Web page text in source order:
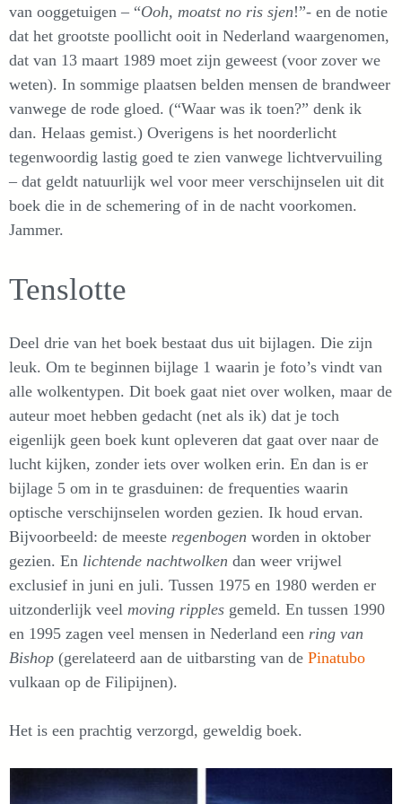
van ooggetuigen – “Ooh, moatst no ris sjen!”- en de notie
dat het grootste poollicht ooit in Nederland waargenomen,
dat van 13 maart 1989 moet zijn geweest (voor zover we
weten). In sommige plaatsen belden mensen de brandweer
vanwege de rode gloed. (“Waar was ik toen?” denk ik
dan. Helaas gemist.) Overigens is het noorderlicht
tegenwoordig lastig goed te zien vanwege lichtvervuiling
– dat geldt natuurlijk wel voor meer verschijnselen uit dit
boek die in de schemering of in de nacht voorkomen.
Jammer.
Tenslotte
Deel drie van het boek bestaat dus uit bijlagen. Die zijn
leuk. Om te beginnen bijlage 1 waarin je foto’s vindt van
alle wolkentypen. Dit boek gaat niet over wolken, maar de
auteur moet hebben gedacht (net als ik) dat je toch
eigenlijk geen boek kunt opleveren dat gaat over naar de
lucht kijken, zonder iets over wolken erin. En dan is er
bijlage 5 om in te grasduinen: de frequenties waarin
optische verschijnselen worden gezien. Ik houd ervan.
Bijvoorbeeld: de meeste regenbogen worden in oktober
gezien. En lichtende nachtwolken dan weer vrijwel
exclusief in juni en juli. Tussen 1975 en 1980 werden er
uitzonderlijk veel moving ripples gemeld. En tussen 1990
en 1995 zagen veel mensen in Nederland een ring van
Bishop (gerelateerd aan de uitbarsting van de Pinatubo
vulkaan op de Filipijnen).
Het is een prachtig verzorgd, geweldig boek.